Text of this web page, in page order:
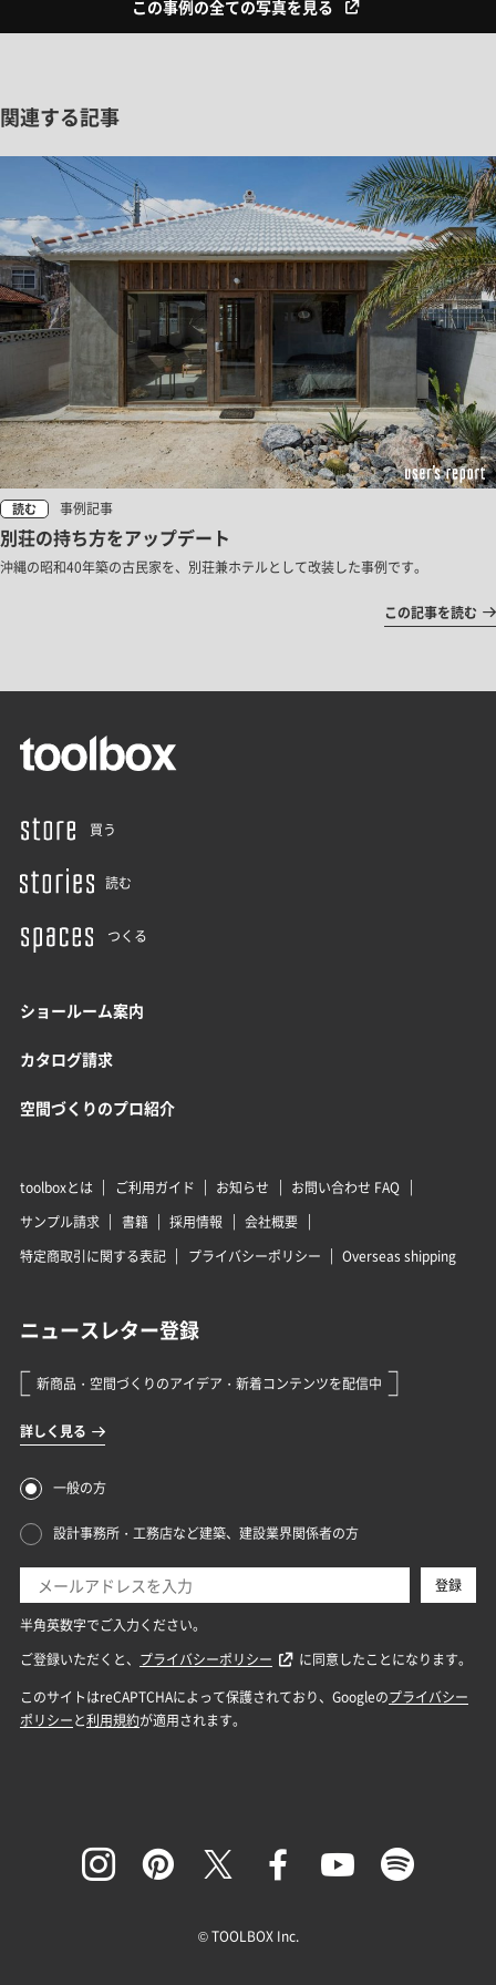
この事例の全ての写真を見る
関連する記事
読む 事例記事
別荘の持ち方をアップデート
沖縄の昭和40年築の古民家を、別荘兼ホテルとして改装した事例です。
この記事を読む
買う
読む
つくる
ショールーム案内
カタログ請求
空間づくりのプロ紹介
toolboxとは ご利用ガイド お知らせ
お問い合わせ FAQ
サンプル請求
書籍 採用情報
会社概要
特定商取引に関する表記
プライバシーポリシー Overseas shipping
© TOOLBOX Inc.